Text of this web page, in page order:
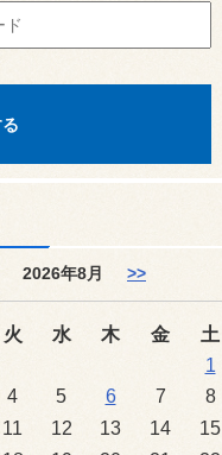
2026年8月 >>
火 水 木 金
土
1
4 5 6 7
8
11 12 13 14
15